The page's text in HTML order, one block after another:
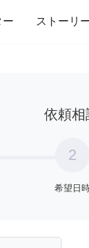
ー ストーリ
趣味・習い事
依頼相
2
希望日